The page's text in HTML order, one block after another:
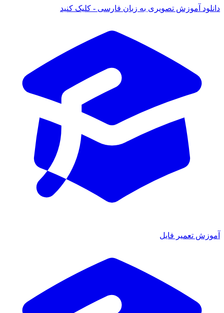
دانلود آموزش تصویری به زبان فارسی - کلیک کنید
آموزش تعمیر فایل